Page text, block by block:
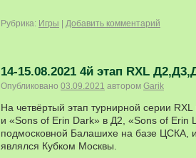
Рубрика: Игры Добавить комментарий
14-15.08.2021 4й этап RXL
Опубликовано 03.09.2021 автором Garik
На четвёртый этап турнирной серии
и «Sons of Erin Dark» в Д2, «Sons of Erin
подмосковной Балашихе на базе ЦСКА,
являлся Кубком Москвы.